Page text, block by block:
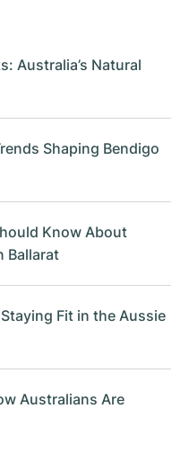
Australia’s Natural
Shaping Bendigo
Know About
Ballarat
Fit in the Aussie
Australians Are